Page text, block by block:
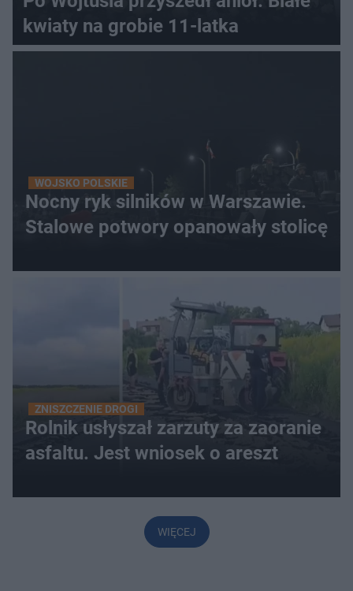
kwiaty na grobie 11-latka
WOJSKO POLSKIE
Nocny ryk silników w Warszawie.
Stalowe potwory opanowały stolicę
ZNISZCZENIE DROGI
Rolnik usłyszał zarzuty za zaoranie
asfaltu. Jest wniosek o areszt
WIĘCEJ